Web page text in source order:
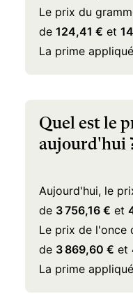
Le prix du
de 124,41 € et
La prime
Quel est le
aujourd'hui
Aujourd'hui, le
de 3 756,16 € et
Le prix de l'once
de 3 869,60 € et
La prime